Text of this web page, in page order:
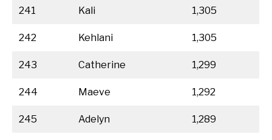
241 Kali 1,305
242 Kehlani 1,305
243 Catherine 1,299
244 Maeve 1,292
245 Adelyn 1,289